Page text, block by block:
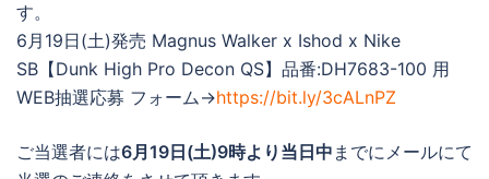
す。
6月19日(土)発売 Magnus Walker x Ishod x Nike
SB【Dunk High Pro Decon QS】品番:DH7683-100 用
WEB抽選応募 フォーム→https://bit.ly/3cALnPZ
ご当選者には6月19日(土)9時より当日中 までにメールにて